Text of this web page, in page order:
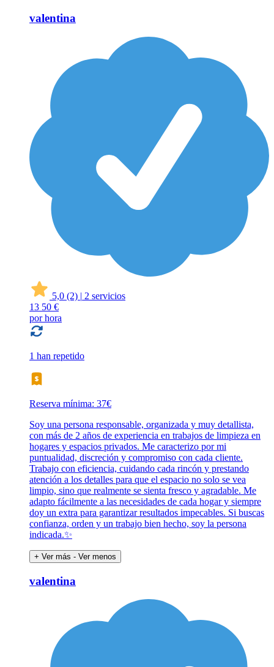
valentina
5,0 (2) | 2 servicios
13 50 €
por hora
1 han repetido
Reserva mínima: 37€
Soy una persona responsable, organizada y muy detallista,
con más de 2 años de experiencia en trabajos de limpieza en
hogares y espacios privados. Me caracterizo por mi
puntualidad, discreción y compromiso con cada cliente.
Trabajo con eficiencia, cuidando cada rincón y prestando
atención a los detalles para que el espacio no solo se vea
limpio, sino que realmente se sienta fresco y agradable. Me
adapto fácilmente a las necesidades de cada hogar y siempre
doy un extra para garantizar resultados impecables. Si buscas
confianza, orden y un trabajo bien hecho, soy la persona
indicada.✨
+ Ver más - Ver menos
valentina